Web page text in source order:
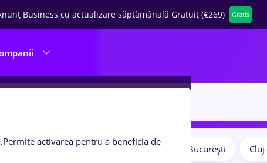
Business cu actualizare săptămânală Gratuit (€269) Gratis
București
Permite activarea pentru a beneficia de